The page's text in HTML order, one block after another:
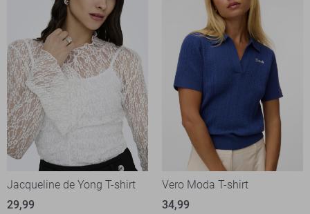
Jacqueline de Yong T-shirt
29,99
Vero Moda T-shirt
34,99